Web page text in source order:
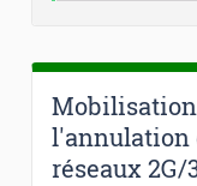
l'annulation
réseaux 2G/